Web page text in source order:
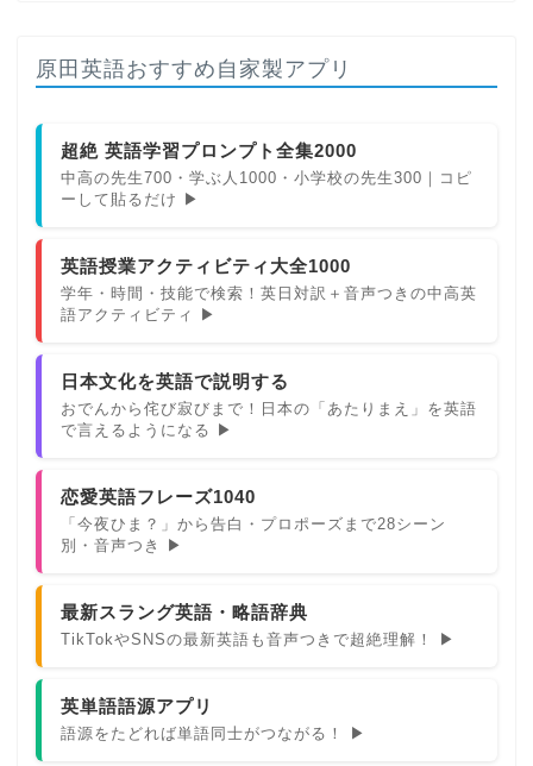
原田英語おすすめ自家製アプリ
超絶 英語学習プロンプト全集2000
中高の先生700・学ぶ人1000・小学校の先生300｜コピ
ーして貼るだけ ▶
英語授業アクティビティ大全1000
学年・時間・技能で検索！英日対訳＋音声つきの中高英
語アクティビティ ▶
日本文化を英語で説明する
おでんから侘び寂びまで！日本の「あたりまえ」を英語
で言えるようになる ▶
恋愛英語フレーズ1040
「今夜ひま？」から告白・プロポーズまで28シーン
別・音声つき ▶
最新スラング英語・略語辞典
TikTokやSNSの最新英語も音声つきで超絶理解！ ▶
英単語語源アプリ
語源をたどれば単語同士がつながる！ ▶